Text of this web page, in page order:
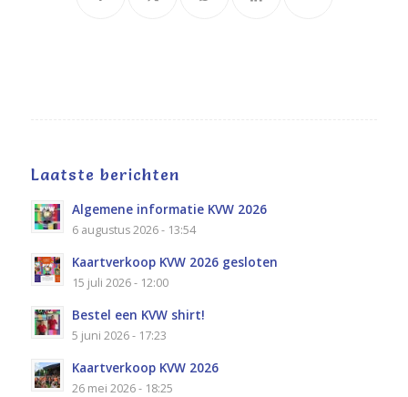
Laatste berichten
Algemene informatie KVW 2026
6 augustus 2026 - 13:54
Kaartverkoop KVW 2026 gesloten
15 juli 2026 - 12:00
Bestel een KVW shirt!
5 juni 2026 - 17:23
Kaartverkoop KVW 2026
26 mei 2026 - 18:25